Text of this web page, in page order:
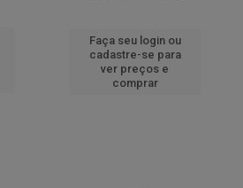
Faça seu login ou
cadastre-se para
ver preços e
comprar